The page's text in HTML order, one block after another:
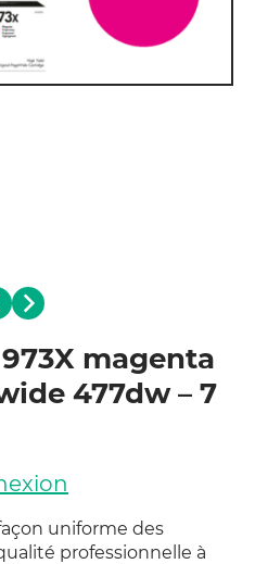
magenta
477dw – 7
uniforme des
professionnelle à